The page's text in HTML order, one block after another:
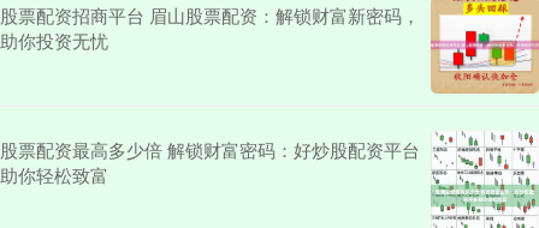
股票配资招商平台 眉山股票配资：解锁财富新密码，
助你投资无忧
股票配资最高多少倍 解锁财富密码：好炒股配资平台
助你轻松致富